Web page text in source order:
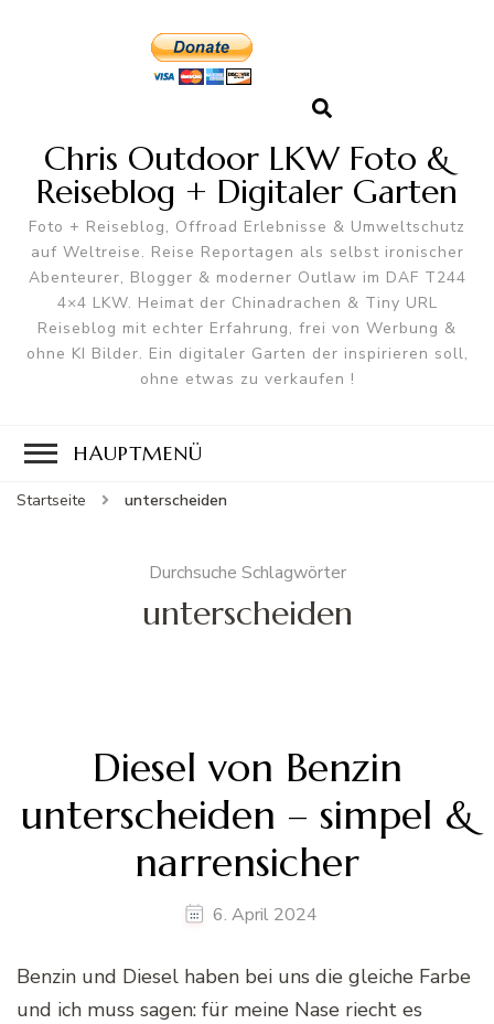
Chris Outdoor LKW Foto &
Reiseblog + Digitaler Garten
Foto + Reiseblog, Offroad Erlebnisse & Umweltschutz
auf Weltreise. Reise Reportagen als selbst ironischer
Abenteurer, Blogger & moderner Outlaw im DAF T244
4×4 LKW. Heimat der Chinadrachen & Tiny URL
Reiseblog mit echter Erfahrung, frei von Werbung &
ohne KI Bilder. Ein digitaler Garten der inspirieren soll,
ohne etwas zu verkaufen !
HAUPTMENÜ
Startseite unterscheiden
Durchsuche Schlagwörter
unterscheiden
Diesel von Benzin
unterscheiden – simpel &
narrensicher
6. April 2024
Benzin und Diesel haben bei uns die gleiche Farbe
und ich muss sagen: für meine Nase riecht es